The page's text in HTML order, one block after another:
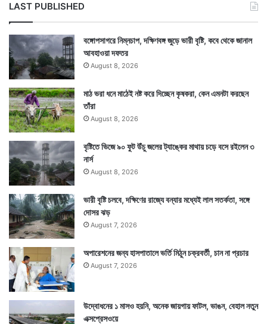
LAST PUBLISHED
বঙ্গোপসাগরে নিম্নচাপ, দক্ষিণবঙ্গ জুড়ে ভারী বৃষ্টি, কবে থেকে জানাল
আবহাওয়া দফতর
August 8, 2026
মাঠ ভরা ধনে মাঠেই নষ্ট করে দিচ্ছেন কৃষকরা, কেন এমনটা করছেন
তাঁরা
August 8, 2026
বৃষ্টিতে ভিজে ৯০ ফুট উঁচু জলের ট্যাঙ্কের মাথায় চড়ে বসে রইলেন ৩
নার্স
August 8, 2026
ভারী বৃষ্টি চলবে, দক্ষিণের রাজ্যে বন্যার মধ্যেই লাল সতর্কতা, সঙ্গে
দোসর ঝড়
August 7, 2026
অপারেশনের জন্য হাসপাতালে ভর্তি মিঠুন চক্রবর্তী, চান না প্রচার
August 7, 2026
উদ্বোধনের ১ মাসও হয়নি, অনেক জায়গায় ফাটল, ভাঙন, বেহাল নতুন
এক্সপ্রেসওয়ে